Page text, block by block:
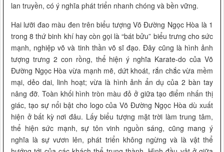
lan truyền, có ý nghĩa phát triển nhanh chóng và bền vững.
Hai lưỡi đao màu đen trên biểu tượng Võ Đường Ngọc Hòa là 1
trong 8 thứ binh khí hay còn gọi là “bát bửu” biểu trưng cho sức
mạnh, nghiệp võ và tinh thần võ sĩ đạo. Đây cũng là hình ảnh
tượng trưng 2 con rồng, thể hiện ý nghĩa Karate-do của Võ
Đường Ngọc Hòa vừa mạnh mẽ, dứt khoát, rắn chắc vừa mềm
mại, dẻo dai, linh hoạt; vừa là hình ảnh ẩn dụ của 2 bàn tay
nâng đỡ. Toàn khối hình tròn màu đỏ ở giữa tạo điểm nhấn thị
giác, tạo sự nổi bật cho logo của Võ Đường Ngọc Hòa dù xuất
hiện ở bất kỳ nơi đâu. Lấy biểu tượng mặt trời làm trung tâm,
thể hiện sức mạnh, sự tôn vinh nguồn sáng, cũng mang ý
nghĩa là sự vươn lên, phát triển không ngừng và là vật thể